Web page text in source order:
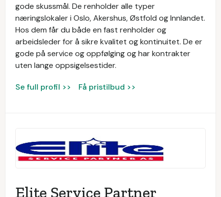
gode skussmål. De renholder alle typer
næringslokaler i Oslo, Akershus, Østfold og Innlandet.
Hos dem får du både en fast renholder og
arbeidsleder for å sikre kvalitet og kontinuitet. De er
gode på service og oppfølging og har kontrakter
uten lange oppsigelsestider.
Se full profil >> Få pristilbud >>
Elite Service Partner